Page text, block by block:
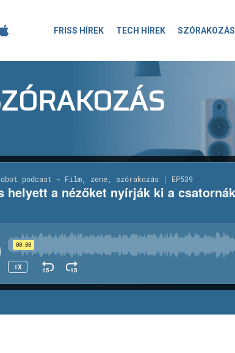
FRISS HÍREK TECH HÍREK SZÓRAKOZÁS